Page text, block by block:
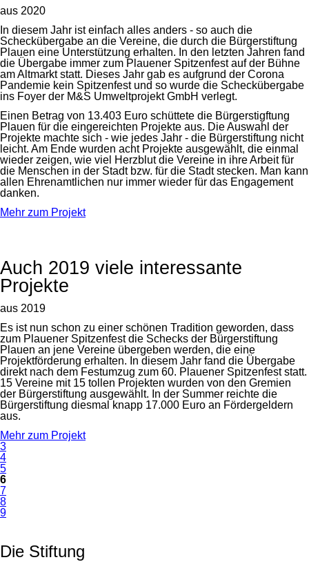
aus 2020
In diesem Jahr ist einfach alles anders - so auch die
Scheckübergabe an die Vereine, die durch die Bürgerstiftung
Plauen eine Unterstützung erhalten. In den letzten Jahren fand
die Übergabe immer zum Plauener Spitzenfest auf der Bühne
am Altmarkt statt. Dieses Jahr gab es aufgrund der Corona
Pandemie kein Spitzenfest und so wurde die Scheckübergabe
ins Foyer der M&S Umweltprojekt GmbH verlegt.
Einen Betrag von 13.403 Euro schüttete die Bürgerstigftung
Plauen für die eingereichten Projekte aus. Die Auswahl der
Projekte machte sich - wie jedes Jahr - die Bürgerstiftung nicht
leicht. Am Ende wurden acht Projekte ausgewählt, die einmal
wieder zeigen, wie viel Herzblut die Vereine in ihre Arbeit für
die Menschen in der Stadt bzw. für die Stadt stecken. Man kann
allen Ehrenamtlichen nur immer wieder für das Engagement
danken.
Mehr zum Projekt
Auch 2019 viele interessante
Projekte
aus 2019
Es ist nun schon zu einer schönen Tradition geworden, dass
zum Plauener Spitzenfest die Schecks der Bürgerstiftung
Plauen an jene Vereine übergeben werden, die eine
Projektförderung erhalten. In diesem Jahr fand die Übergabe
direkt nach dem Festumzug zum 60. Plauener Spitzenfest statt.
15 Vereine mit 15 tollen Projekten wurden von den Gremien
der Bürgerstiftung ausgewählt. In der Summer reichte die
Bürgerstiftung diesmal knapp 17.000 Euro an Fördergeldern
aus.
Mehr zum Projekt
3
4
5
6
7
8
9
Die Stiftung